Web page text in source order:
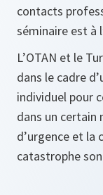
contacts
séminaire est à
L’OTAN et le
dans le cadre
individuel pour
dans un certain
d’urgence et la
catastrophe